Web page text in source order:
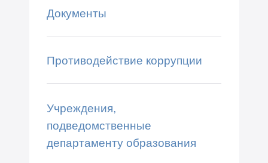
Документы
Противодействие коррупции
Учреждения,
подведомственные
департаменту образования